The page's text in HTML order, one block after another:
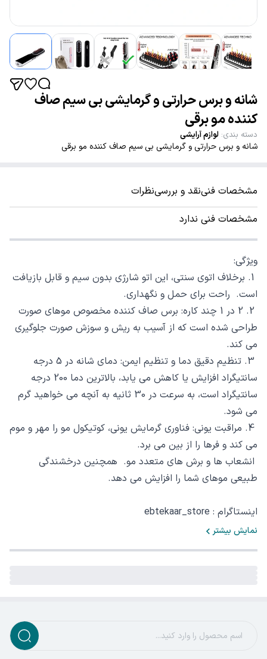
شانه و برس حرارتی و گرمایشی بی سیم صاف
کننده مو برقی
دسته بندی: لوازم آرایشی
شانه و برس حرارتی و گرمایشی بی سیم صاف کننده مو برقی
مشخصات فنینقد و بررسینظرات
مشخصات فنی ندارد
ویژگی:
1. برخلاف اتوی سنتی، این اتو شارژی بدون سیم و قابل بازیافت
است. راحت برای حمل و نگهداری.
2. 2 در 1 چند کاره: برس صاف کننده مخصوص موهای صورت
طراحی شده است که از آسیب به ریش و سوزش صورت جلوگیری
می کند.
3. تنظیم دقیق دما و تنظیم ایمن: دمای شانه در 5 درجه
سانتیگراد افزایش یا کاهش می یابد، بالاترین دما 200 درجه
سانتیگراد است، به سرعت در 30 ثانیه به آنچه می خواهید گرم
می شود.
4. مراقبت یونی: فناوری گرمایش یونی، کوتیکول مو را مهر و موم
می کند و فرها را از بین می برد.
انشعاب ها و برش های متعدد مو. همچنین درخشندگی
طبیعی موهای شما را افزایش می دهد.
اینستاگرام : ebtekaar_store
نمایش بیشتر